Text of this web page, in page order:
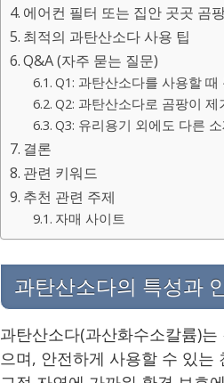
에어컨 필터 또는 집안 곳곳 곰
최적의 과탄산소다 사용 팁
Q&A (자주 묻는 질문)
Q1: 과탄산소다를 사용할
Q2: 과탄산소다로 곰팡이
Q3: 유리용기 외에도 다른
결론
관련 키워드
추천 관련 주제
자매 사이트
과탄산소다의 특성과
과탄산소다(과산화수소칼륨)
으며, 안전하게 사용할 수 있는